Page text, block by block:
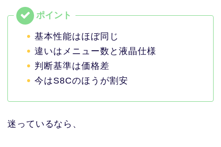
基本性能はほぼ同じ
違いはメニュー数と液晶仕様
判断基準は価格差
今はS8Cのほうが割安
迷っているなら、